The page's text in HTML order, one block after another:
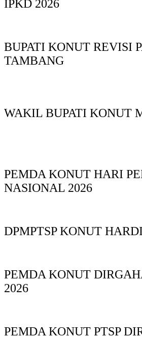
IPKD 2026
BUPATI KONUT REVISI
TAMBANG
WAKIL BUPATI KONUT
PEMDA KONUT HARI
NASIONAL 2026
DPMPTSP KONUT
PEMDA KONUT
2026
PEMDA KONUT PTSP